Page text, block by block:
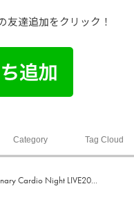
友達追加をクリック！
Category Tag Cloud
Cardio Night LIVE20...